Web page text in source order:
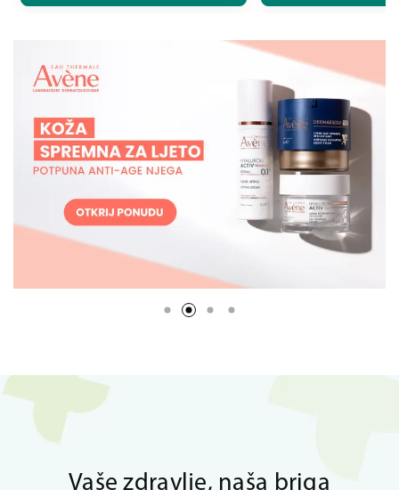
Vaše zdravlje, naša briga